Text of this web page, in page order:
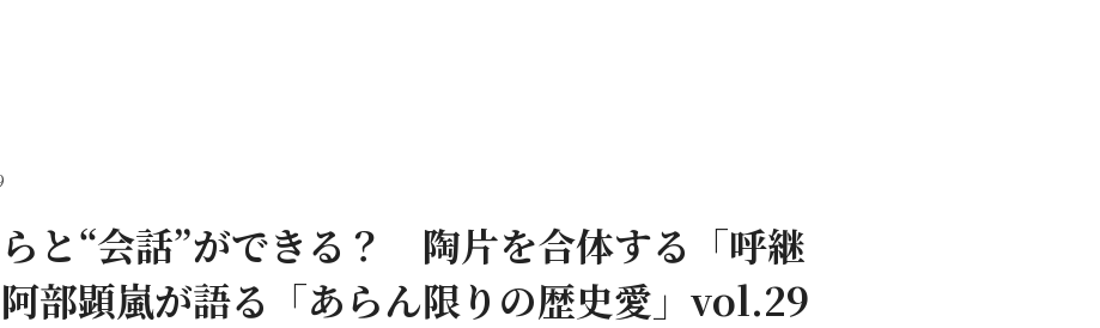
と“会話”ができる？ 陶片を合体する「呼継
部顕嵐が語る「あらん限りの歴史愛」vol.29